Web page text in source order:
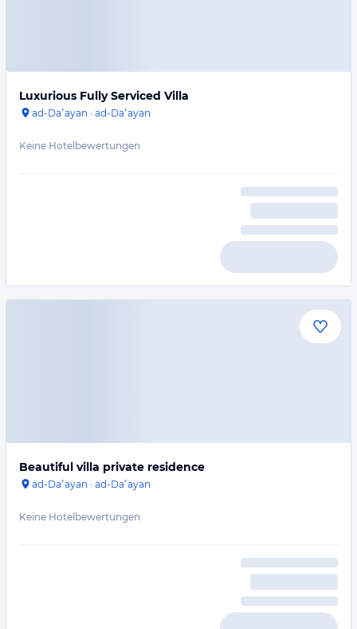
Luxurious Fully Serviced Villa
ad-Daʿayan · ad-Daʿayan
Keine Hotelbewertungen
Beautiful villa private residence
ad-Daʿayan · ad-Daʿayan
Keine Hotelbewertungen